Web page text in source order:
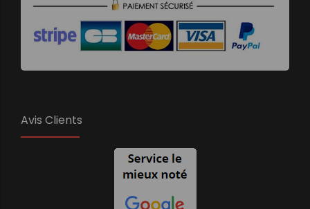
Avis Clients